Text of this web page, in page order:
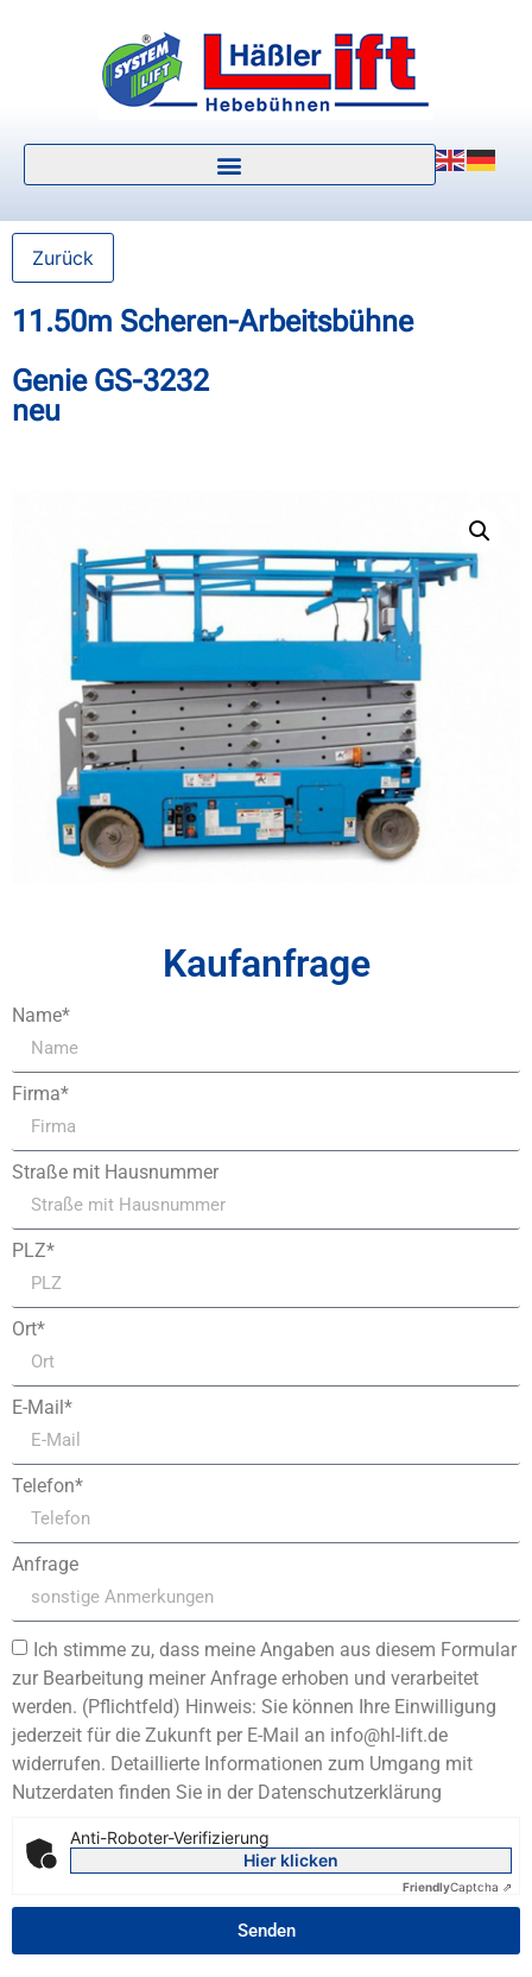
Zurück
11.50m Scheren-Arbeitsbühne
Genie GS-3232
neu
Kaufanfrage
Name*
Firma*
Straße mit Hausnummer
PLZ*
Ort*
E-Mail*
Telefon*
Anfrage
Ich stimme zu, dass meine Angaben aus diesem Formular
zur Bearbeitung meiner Anfrage erhoben und verarbeitet
werden. (Pflichtfeld) Hinweis: Sie können Ihre Einwilligung
jederzeit für die Zukunft per E-Mail an info@hl-lift.de
widerrufen. Detaillierte Informationen zum Umgang mit
Nutzerdaten finden Sie in der Datenschutzerklärung
Anti-Roboter-Verifizierung
Hier klicken
FriendlyCaptcha ⇗
Senden